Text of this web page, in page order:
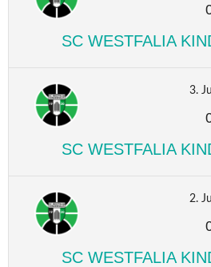
SC WESTFALIA
3.
SC WESTFALIA
2.
SC WESTFALIA